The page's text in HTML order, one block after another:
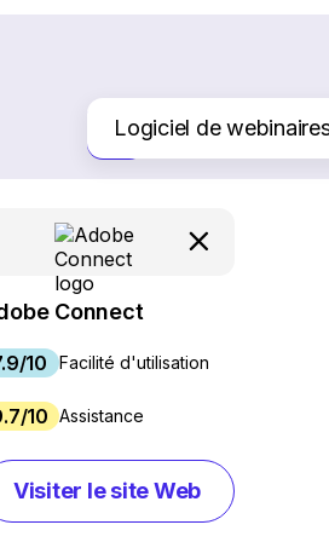
Logiciel de
Création de site Web
Plateformes d'e-
Gestion des réseaux
Chat en direct et
Juste les
Connect
10 Facilité d'utilisation
10 Assistance
Visiter le site Web